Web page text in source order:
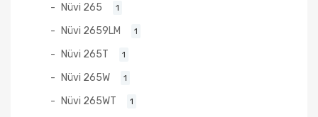
Nüvi 265 1
Nüvi 2659LM 1
Nüvi 265T 1
Nüvi 265W 1
Nüvi 265WT 1